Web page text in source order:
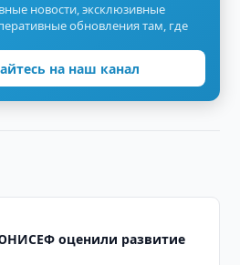
новости, эксклюзивные
обновления там, где
на наш канал
оценили развитие